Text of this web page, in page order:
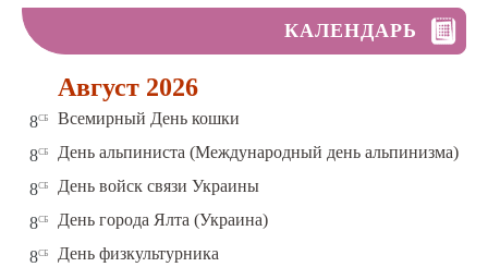
КАЛЕНДАРЬ
Август 2026
8сб Всемирный День кошки
8сб День альпиниста (Международный день альпинизма)
8сб День войск связи Украины
8сб День города Ялта (Украина)
8сб День физкультурника